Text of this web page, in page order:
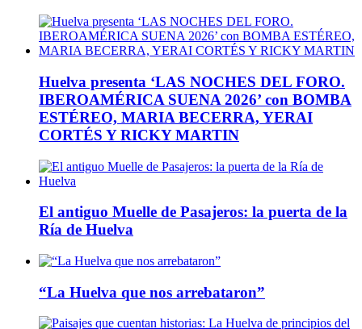
Huelva presenta ‘LAS NOCHES DEL FORO.
IBEROAMÉRICA SUENA 2026’ con BOMBA
ESTÉREO, MARIA BECERRA, YERAI
CORTÉS Y RICKY MARTIN
El antiguo Muelle de Pasajeros: la puerta de la
Ría de Huelva
“La Huelva que nos arrebataron”